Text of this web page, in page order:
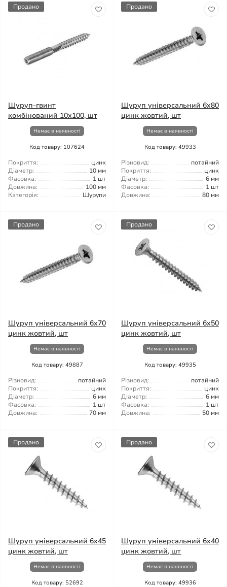
Продано
Шуруп-гвинт
комбінований 10x100, шт
Немає в наявності
Код товару: 107624
Покриття:
цинк
Діаметр:
10 мм
Фасовка:
1 шт
Довжина:
100 мм
Категорія:
Шурупи
Продано
Шуруп універсальний 6x80
цинк жовтий, шт
Немає в наявності
Код товару: 49933
Різновид:
потайний
Покриття:
цинк
Діаметр:
6 мм
Фасовка:
1 шт
Довжина:
80 мм
Продано
Шуруп універсальний 6x70
цинк жовтий, шт
Немає в наявності
Код товару: 49887
Різновид:
потайний
Покриття:
цинк
Діаметр:
6 мм
Фасовка:
1 шт
Довжина:
70 мм
Продано
Шуруп універсальний 6x50
цинк жовтий, шт
Немає в наявності
Код товару: 49935
Різновид:
потайний
Покриття:
цинк
Діаметр:
6 мм
Фасовка:
1 шт
Довжина:
50 мм
Продано
Шуруп універсальний 6x45
цинк жовтий, шт
Немає в наявності
Код товару: 52692
Продано
Шуруп універсальний 6x40
цинк жовтий, шт
Немає в наявності
Код товару: 49936